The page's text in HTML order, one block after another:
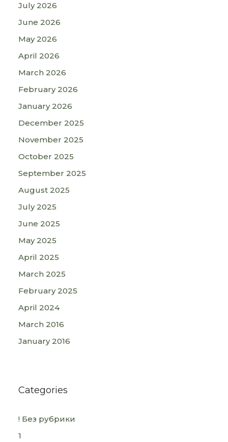
July 2026
June 2026
May 2026
April 2026
March 2026
February 2026
January 2026
December 2025
November 2025
October 2025
September 2025
August 2025
July 2025
June 2025
May 2025
April 2025
March 2025
February 2025
April 2024
March 2016
January 2016
Categories
! Без рубрики
1